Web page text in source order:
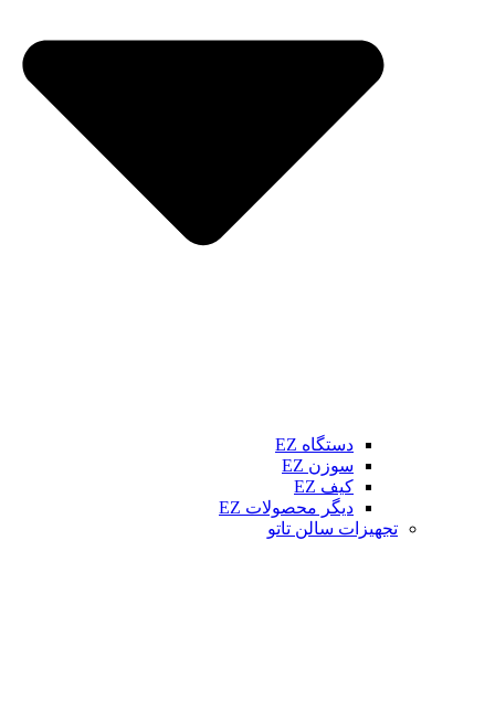
دستگاه EZ
سوزن EZ
کیف EZ
دیگر محصولات EZ
تجهیزات سالن تاتو